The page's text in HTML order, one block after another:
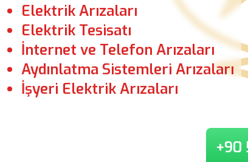
Elektrik Arızaları
Elektrik Tesisatı
İnternet ve Telefon Arızaları
Aydınlatma Sistemleri Arızaları
İşyeri Elektrik Arızaları
+90